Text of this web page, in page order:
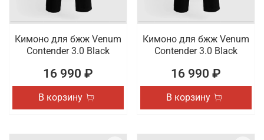
Кимоно для бжж Venum
Contender 3.0 Black
16 990 ₽
В корзину
Кимоно для бжж Venum
Contender 3.0 Black
16 990 ₽
В корзину